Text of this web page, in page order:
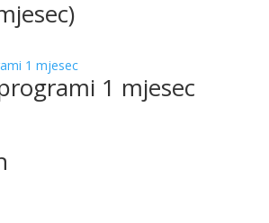
1 mjesec